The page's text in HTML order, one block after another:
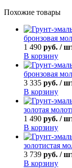
Похожие товары
бронзовая
1 490 руб. /
В корзину
бронзовая
3 335 руб. /
В корзину
золотая
1 490 руб. /
В корзину
золотистая
3 739 руб. /
В корзину